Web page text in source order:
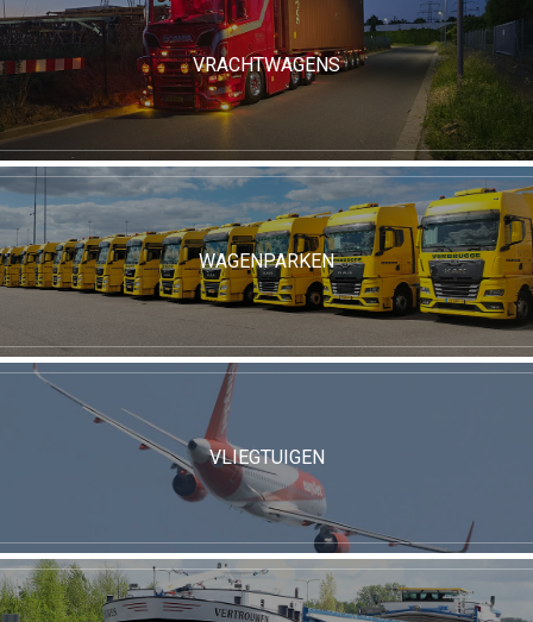
VRACHTWAGENS
WAGENPARKEN
VLIEGTUIGEN